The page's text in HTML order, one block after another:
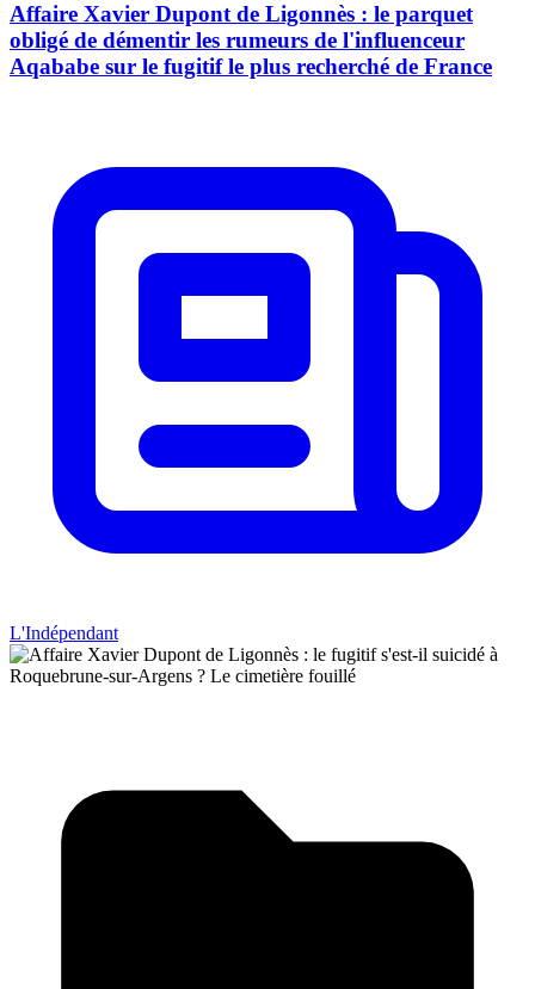
Affaire Xavier Dupont de Ligonnès : le parquet
obligé de démentir les rumeurs de l'influenceur
Aqababe sur le fugitif le plus recherché de France
L'Indépendant